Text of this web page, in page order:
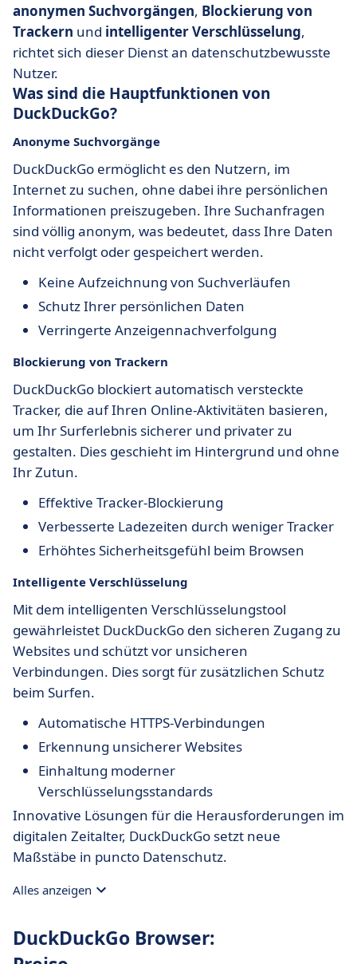
anonymen Suchvorgängen, Blockierung von
Trackern und intelligenter Verschlüsselung,
richtet sich dieser Dienst an datenschutzbewusste
Nutzer.
Was sind die Hauptfunktionen von
DuckDuckGo?
Anonyme Suchvorgänge
DuckDuckGo ermöglicht es den Nutzern, im
Internet zu suchen, ohne dabei ihre persönlichen
Informationen preiszugeben. Ihre Suchanfragen
sind völlig anonym, was bedeutet, dass Ihre Daten
nicht verfolgt oder gespeichert werden.
Keine Aufzeichnung von Suchverläufen
Schutz Ihrer persönlichen Daten
Verringerte Anzeigennachverfolgung
Blockierung von Trackern
DuckDuckGo blockiert automatisch versteckte
Tracker, die auf Ihren Online-Aktivitäten basieren,
um Ihr Surferlebnis sicherer und privater zu
gestalten. Dies geschieht im Hintergrund und ohne
Ihr Zutun.
Effektive Tracker-Blockierung
Verbesserte Ladezeiten durch weniger Tracker
Erhöhtes Sicherheitsgefühl beim Browsen
Intelligente Verschlüsselung
Mit dem intelligenten Verschlüsselungstool
gewährleistet DuckDuckGo den sicheren Zugang zu
Websites und schützt vor unsicheren
Verbindungen. Dies sorgt für zusätzlichen Schutz
beim Surfen.
Automatische HTTPS-Verbindungen
Erkennung unsicherer Websites
Einhaltung moderner
Verschlüsselungsstandards
Innovative Lösungen für die Herausforderungen im
digitalen Zeitalter, DuckDuckGo setzt neue
Maßstäbe in puncto Datenschutz.
Alles anzeigen
DuckDuckGo Browser: